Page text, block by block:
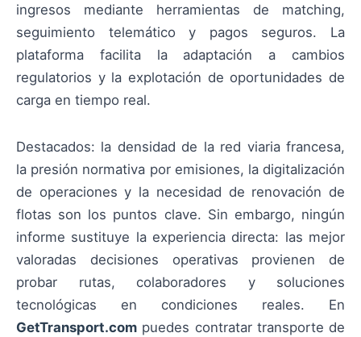
ingresos mediante herramientas de matching,
seguimiento telemático y pagos seguros. La
plataforma facilita la adaptación a cambios
regulatorios y la explotación de oportunidades de
carga en tiempo real.
Destacados: la densidad de la red viaria francesa,
la presión normativa por emisiones, la digitalización
de operaciones y la necesidad de renovación de
flotas son los puntos clave. Sin embargo, ningún
informe sustituye la experiencia directa: las mejor
valoradas decisiones operativas provienen de
probar rutas, colaboradores y soluciones
tecnológicas en condiciones reales. En
GetTransport.com puedes contratar transporte de